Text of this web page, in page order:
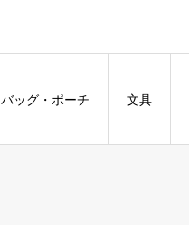
バッグ・ポーチ 文具